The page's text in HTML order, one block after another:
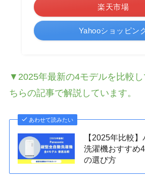
楽天市場
Yahooショッピン
▼2025年最新の4モデルを比較し
ちらの記事で解説しています。
あわせて読みたい
【2025年比較
洗濯機おすすめ
の選び方